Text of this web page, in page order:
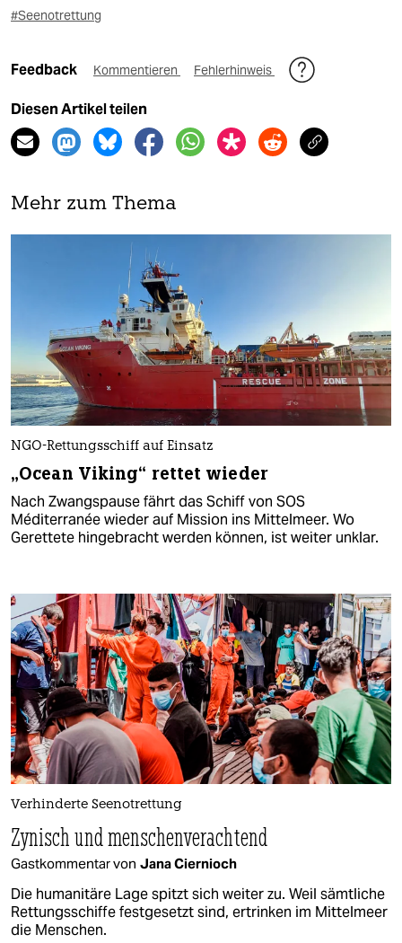
#Seenotrettung
Feedback Kommentieren Fehlerhinweis
Diesen Artikel teilen
Mehr zum Thema
NGO-Rettungsschiff auf Einsatz
„Ocean Viking“ rettet wieder
Nach Zwangspause fährt das Schiff von SOS
Méditerranée wieder auf Mission ins Mittelmeer. Wo
Gerettete hingebracht werden können, ist weiter unklar.
Verhinderte Seenotrettung
Zynisch und menschenverachtend
Gastkommentar von Jana Ciernioch
Die humanitäre Lage spitzt sich weiter zu. Weil sämtliche
Rettungsschiffe festgesetzt sind, ertrinken im Mittelmeer
die Menschen.